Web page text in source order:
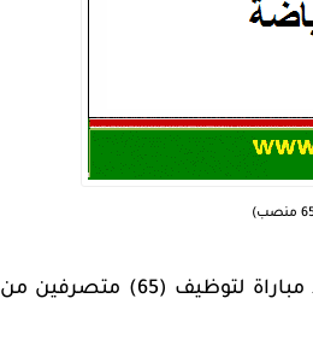
تنظم وزارة الشباب والرياضة يوم الأحد 16 يونيو 2019 بالرباط مباراة لتوظيف (65) متصرفين من